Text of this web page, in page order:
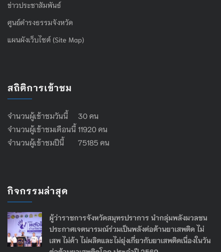
ข่าวประชาสัมพันธ์
ศูนย์ดำรงธรรมจังหวัด
แผนผังเว็บไซต์ (Site Map)
สถิติการเข้าชม
จำนวนผู้เข้าชมวันนี้ 30 คน
จำนวนผู้เข้าชมเดือนนี้ 11920 คน
จำนวนผู้เข้าชมปีนี้ 75185 คน
กิจกรรมล่าสุด
ผู้ว่าราชการจังหวัดสมุทรปราการ นำกลุ่มพลังมวลชน
ประกาศเจตนารมณ์ร่วมเป็นพลังต่อต้านยาเสพติด ไม่
เสพ ไม่ค้า ไม่ผลิตและไม่ยุ่งเกี่ยวกับยาเสพติดเนื่องในวัน